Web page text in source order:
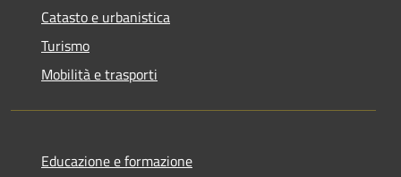
Catasto e urbanistica
Turismo
Mobilità e trasporti
Educazione e formazione